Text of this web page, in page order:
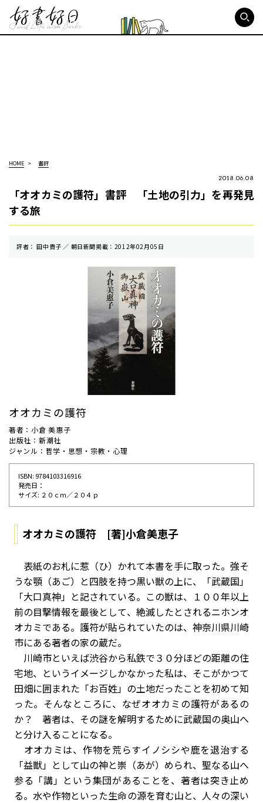
HOME 書評
2018.06.08
「オオカミの護符」書評 「土地の引力」を再発見
する旅
評者： 田中貴子 ／ 朝⽇新聞掲載：2012年02月05日
オオカミの護符
著者：小倉 美惠子
出版社：新潮社
ジャンル：哲学・思想・宗教・心理
ISBN: 9784103316916
発売⽇：
サイズ: ２０ｃｍ／２０４ｐ
オオカミの護符 [著]小倉美恵子
表紙のお札に惹（ひ）かれて本書を手に取った。強そ
うな顎（あご）と四肢を持つ黒い獣の上に、「武蔵国」
「大口真神」と記されている。この獣は、１００年以上
前の目撃情報を最後として、絶滅したとされるニホンオ
オカミである。護符が貼られていたのは、神奈川県川崎
市にある著者の家の蔵だ。
川崎市といえば渋谷から私鉄で３０分ほどの距離の住
宅地、というイメージしかなかった私は、そこがかつて
田畑に囲まれた「お百姓」の土地だったことを初めて知
った。そんなところに、なぜオオカミの護符があるの
か？ 著者は、その謎を解明するために武蔵国の奥山へ
と分け入ることになる。
オオカミは、作物を荒らすイノシシや鹿を退治する
「益獣」として山の神と崇（あが）められ、聖なる山へ
参る「講」という集団があることを、著者は突き止め
る。水や作物といった生命の源を育む山と、人々の深い